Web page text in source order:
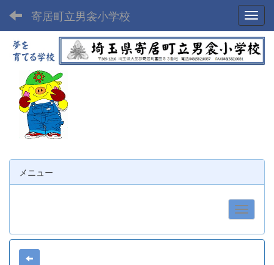
寄居町立男衾小学校
メニュー